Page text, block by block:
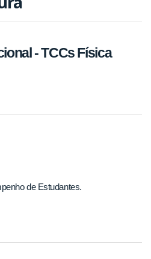
- TCCs Física
de Estudantes.